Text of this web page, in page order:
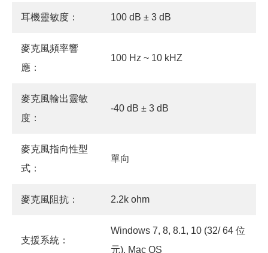
耳機靈敏度： 100 dB ± 3 dB
麥克風頻率響
應：
100 Hz ~ 10 kHZ
麥克風輸出靈敏
度：
-40 dB ± 3 dB
麥克風指向性型
式：
單向
麥克風阻抗： 2.2k ohm
支援系統：
Windows 7, 8, 8.1, 10 (32/ 64 位
元), Mac OS